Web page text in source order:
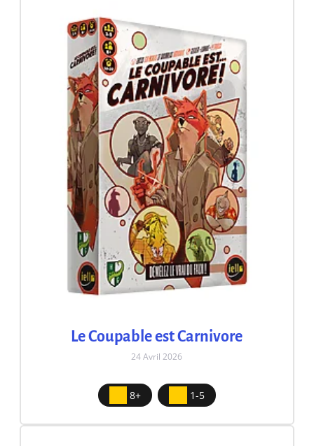
Le Coupable est Carnivore
24 Avril 2026
8+ 1-5